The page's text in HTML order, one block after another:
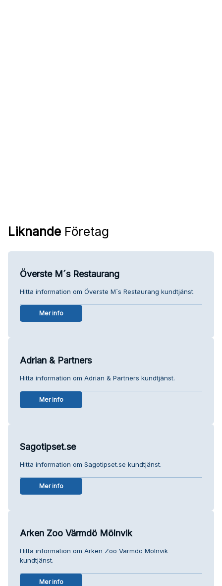
Liknande Företag
Överste M´s Restaurang
Hitta information om Överste M´s Restaurang kundtjänst.
Mer info
Adrian & Partners
Hitta information om Adrian & Partners kundtjänst.
Mer info
Sagotipset.se
Hitta information om Sagotipset.se kundtjänst.
Mer info
Arken Zoo Värmdö Mölnvik
Hitta information om Arken Zoo Värmdö Mölnvik
kundtjänst.
Mer info